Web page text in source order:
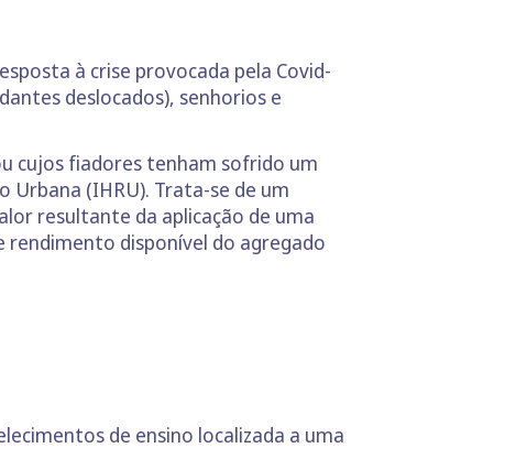
à crise provocada pela Covid-
deslocados), senhorios e
cujos fiadores tenham sofrido um
(IHRU). Trata-se de um
resultante da aplicação de uma
disponível do agregado
de ensino localizada a uma